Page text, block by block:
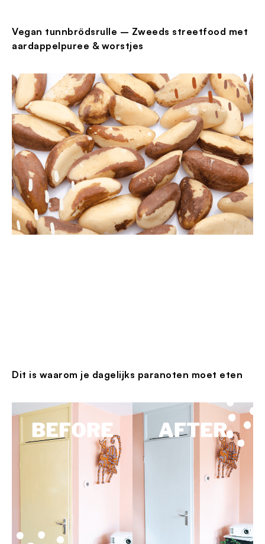
Vegan tunnbrödsrulle – Zweeds streetfood met
aardappelpuree & worstjes
Dit is waarom je dagelijks paranoten moet eten